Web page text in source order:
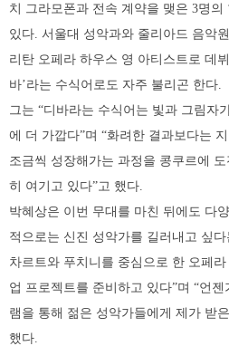
치 그라모폰과 전속 계약을 맺은 3명의
있다. 서울대 성악과와 줄리아드 음악
리탄 오페라 하우스 영 아티스트로 데
바’라는 수식어로도 자주 불리곤 한다.
그는 “디바라는 수식어는 빛과 그림자
에 더 가깝다”며 “화려한 결과보다는
조금씩 성장해가는 과정을 콩쿠르에
히 여기고 있다”고 했다.
박혜상은 이번 무대를 마친 뒤에도 다
적으로는 신진 성악가를 길러내고 싶
차르트와 푸치니를 중심으로 한 오페
업 프로젝트를 준비하고 있다”며 “언
램을 통해 젊은 성악가들에게 제가 받
했다.